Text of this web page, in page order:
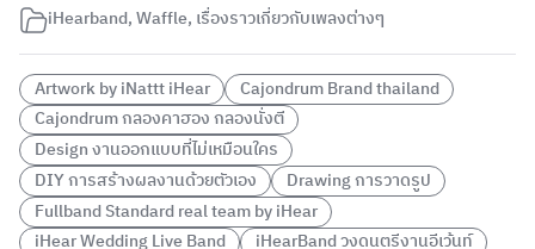
iHearband,Waffle, เรื่องราวเกี่ยวกับเพลงต่างๆ
Artwork by iNattt iHear
Cajondrum Brand thailand
Cajondrum กลองคาฮอง กลองนั่งตี
Design งานออกแบบที่ไม่เหมือนใคร
DIY การสร้างผลงานด้วยตัวเอง
Drawing การวาดรูป
Fullband Standard real team by iHear
iHear Wedding Live Band
iHearBand วงดนตรีงานอีเว้นท์